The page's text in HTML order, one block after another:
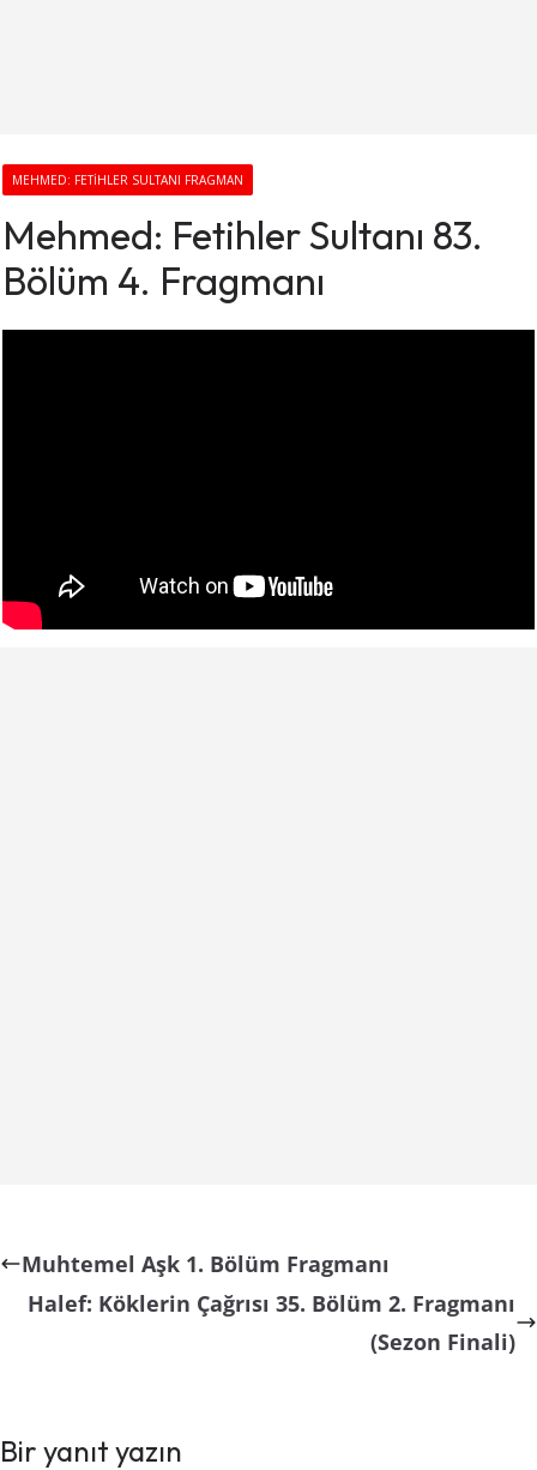
MEHMED: FETIHLER SULTANI FRAGMAN
Mehmed: Fetihler Sultanı 83.
Bölüm 4. Fragmanı
Muhtemel Aşk 1. Bölüm Fragmanı
Halef: Köklerin Çağrısı 35. Bölüm 2. Fragmanı
(Sezon Finali)
Bir yanıt yazın